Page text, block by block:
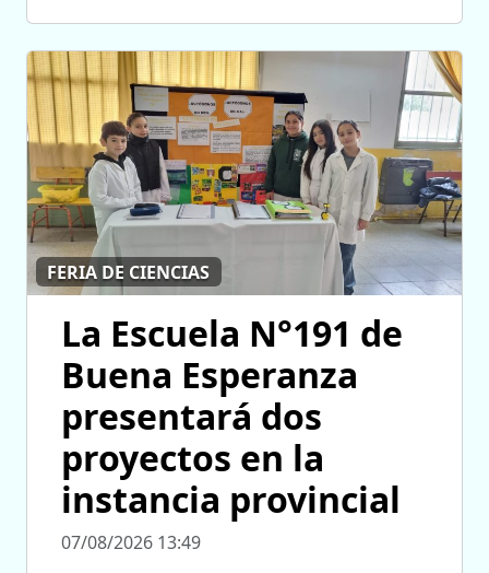
FERIA DE CIENCIAS
La Escuela N°191 de
Buena Esperanza
presentará dos
proyectos en la
instancia provincial
07/08/2026 13:49